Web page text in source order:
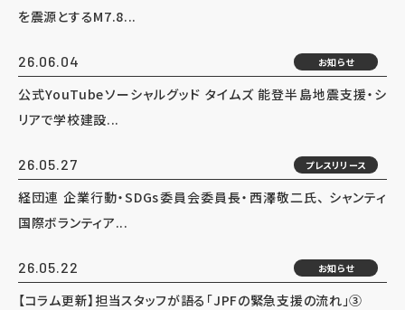
を震源とするM7.8...
26.06.04 お知らせ
公式YouTubeソーシャルグッド タイムズ 能登半島地震支援・シ
リアで学校建設...
26.05.27 プレスリリース
経団連 企業行動・SDGs委員会委員長・西澤敬二氏、 シャンティ
国際ボランティア...
26.05.22 お知らせ
【コラム更新】担当スタッフが語る「JPFの緊急支援の流れ」③